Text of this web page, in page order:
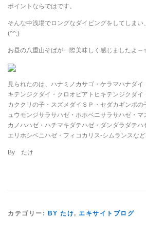
ポイントならではです。
そんな中浅場でロングなダイビングをしてしまい
(^^;)
お昼の八重山そばが一際美味しく感じましたよ
見られたのは、ハナミノカサゴ・ケラマハナダイ
キテンジクダイ・クロオビアトヒキテンジクダ
カククリの子・スズメダイＳＰ・セダカギンポ
ュウモンジサラサハゼ・ホホベニサラサハゼ・マ
カノハハゼ・ハチマキダテハゼ・ダンダラダテハ
エリホシベニハゼ・フィコカリス-シムランスなど
By たけ
カテゴリー: BY たけ, エキサイトブログ